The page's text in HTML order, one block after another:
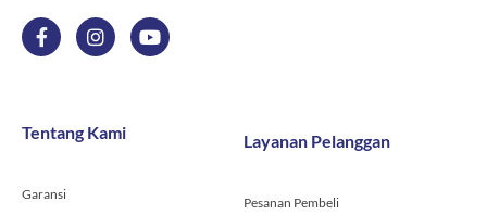
F
a
c
o
f
I
n
s
g
r
Y
o
u
Tentang Kami
Garansi
Layanan Pelanggan
Pesanan Pembeli